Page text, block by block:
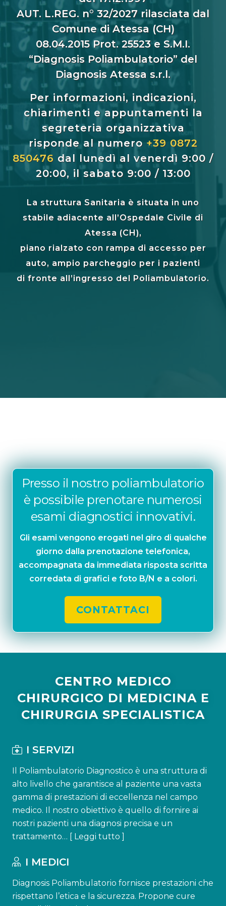
AUT. L.REG. n° 32/2027 rilasciata dal
Comune di Atessa (CH)
08.04.2015 Prot. 25523 e S.M.I.
“Diagnosis Poliambulatorio” del
Diagnosis Atessa s.r.l.
Per informazioni, indicazioni,
chiarimenti e appuntamenti la
segreteria organizzativa
risponde al numero +39 0872
850476 dal lunedì al venerdì 9:00 /
20:00, il sabato 9:00 / 13:00
La struttura Sanitaria è situata in uno
stabile adiacente all’Ospedale Civile di
Atessa (CH),
piano rialzato con rampa di accesso per
auto, ampio parcheggio per i pazienti
di fronte all’ingresso del Poliambulatorio.
Presso il nostro poliambulatorio
è possibile prenotare numerosi
esami diagnostici innovativi.
Gli esami vengono erogati nel giro di qualche
giorno dalla prenotazione telefonica,
accompagnata da immediata risposta scritta
corredata di grafici e foto B/N e a colori.
CONTATTACI
CENTRO MEDICO
CHIRURGICO DI MEDICINA E
CHIRURGIA SPECIALISTICA
I SERVIZI
Il Poliambulatorio Diagnostico è una struttura di
alto livello che garantisce al paziente una vasta
gamma di prestazioni di eccellenza nel campo
medico. Il nostro obiettivo è quello di fornire ai
nostri pazienti una diagnosi precisa e un
trattamento… [ Leggi tutto ]
I MEDICI
Diagnosis Poliambulatorio fornisce prestazioni che
rispettano l’etica e la sicurezza. Propone cure